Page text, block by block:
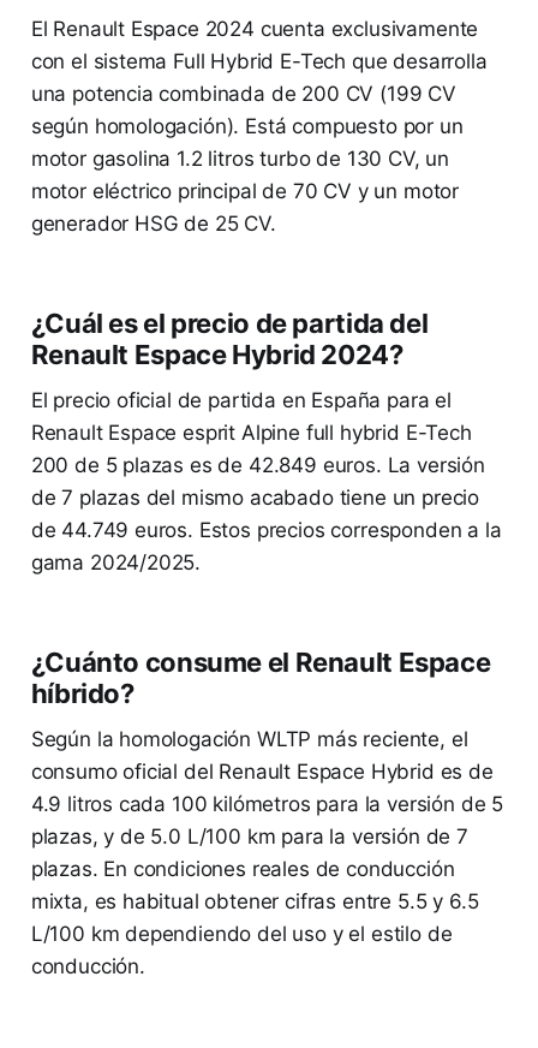
El Renault Espace 2024 cuenta exclusivamente
con el sistema Full Hybrid E-Tech que desarrolla
una potencia combinada de 200 CV (199 CV
según homologación). Está compuesto por un
motor gasolina 1.2 litros turbo de 130 CV, un
motor eléctrico principal de 70 CV y un motor
generador HSG de 25 CV.
¿Cuál es el precio de partida del
Renault Espace Hybrid 2024?
El precio oficial de partida en España para el
Renault Espace esprit Alpine full hybrid E-Tech
200 de 5 plazas es de 42.849 euros. La versión
de 7 plazas del mismo acabado tiene un precio
de 44.749 euros. Estos precios corresponden a la
gama 2024/2025.
¿Cuánto consume el Renault Espace
híbrido?
Según la homologación WLTP más reciente, el
consumo oficial del Renault Espace Hybrid es de
4.9 litros cada 100 kilómetros para la versión de 5
plazas, y de 5.0 L/100 km para la versión de 7
plazas. En condiciones reales de conducción
mixta, es habitual obtener cifras entre 5.5 y 6.5
L/100 km dependiendo del uso y el estilo de
conducción.